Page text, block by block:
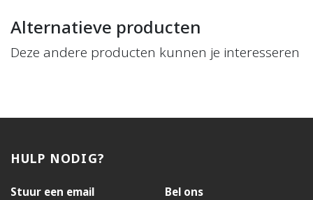
Alternatieve producten
Deze andere producten kunnen je interesseren
HULP NODIG?
Stuur een email Bel ons